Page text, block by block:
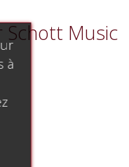
Music
à